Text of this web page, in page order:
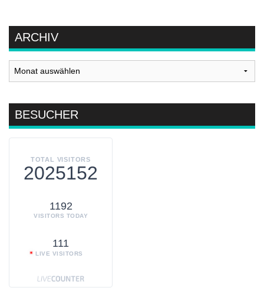
ARCHIV
Archiv
BESUCHER
TOTAL VISITORS
2025152
1192
VISITORS TODAY
111
LIVE VISITORS